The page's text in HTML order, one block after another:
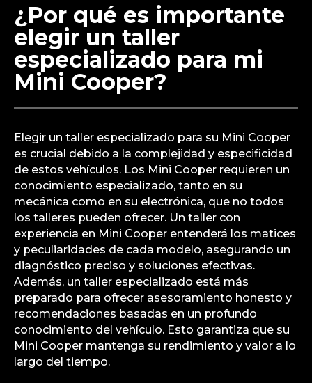
¿Por qué es importante
elegir un taller
especializado para mi
Mini Cooper?
Elegir un taller especializado para su Mini Cooper
es crucial debido a la complejidad y especificidad
de estos vehículos. Los Mini Cooper requieren un
conocimiento especializado, tanto en su
mecánica como en su electrónica, que no todos
los talleres pueden ofrecer. Un taller con
experiencia en Mini Cooper entenderá los matices
y peculiaridades de cada modelo, asegurando un
diagnóstico preciso y soluciones efectivas.
Además, un taller especializado está más
preparado para ofrecer asesoramiento honesto y
recomendaciones basadas en un profundo
conocimiento del vehículo. Esto garantiza que su
Mini Cooper mantenga su rendimiento y valor a lo
largo del tiempo.